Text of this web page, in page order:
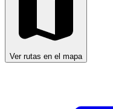
Ver rutas en el mapa